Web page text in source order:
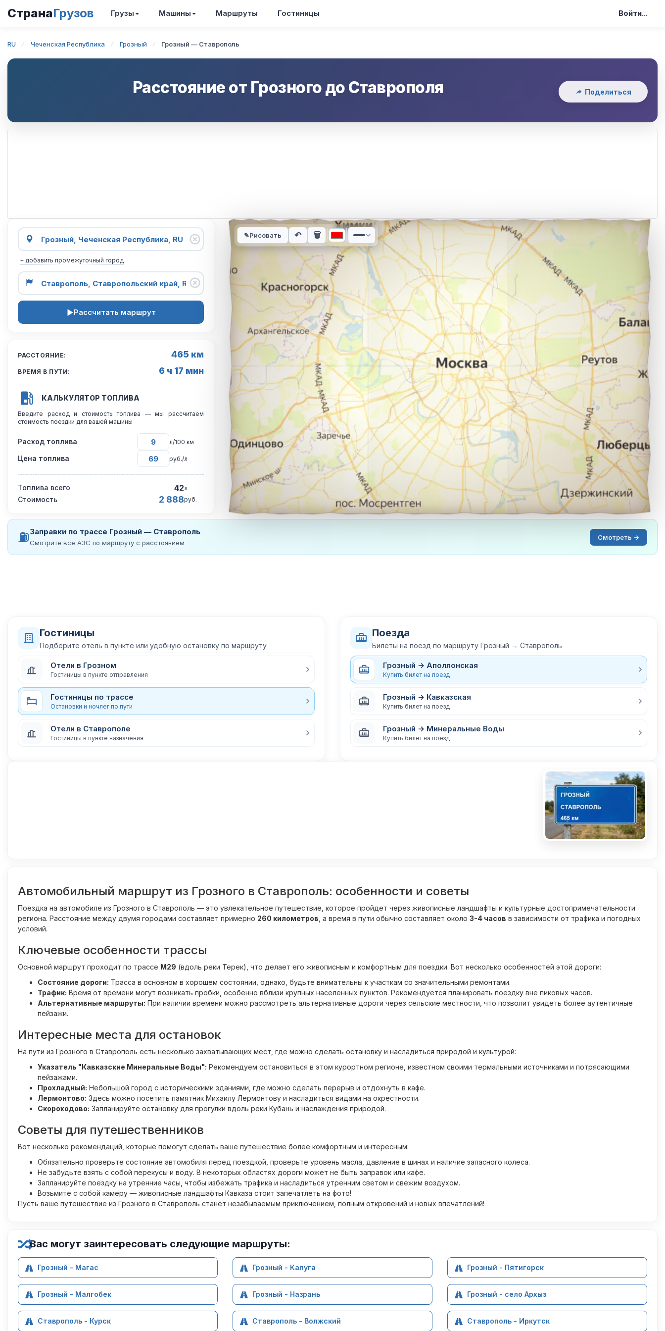
СтранаГрузов Грузы Машины Маршруты Гостиницы Войти...
RU Чеченская Республика Грозный Грозный — Ставрополь
Расстояние от Грозного до Ставрополя Поделиться
+ добавить промежуточный город
Рассчитать маршрут
РАССТОЯНИЕ: 465 км
ВРЕМЯ В ПУТИ: 6 ч 17 мин
КАЛЬКУЛЯТОР ТОПЛИВА
Введите расход и стоимость топлива — мы рассчитаем
стоимость поездки для вашей машины
Расход топлива л/100 км
Цена топлива руб./л
Топлива всего 42л
Стоимость 2 888руб.
Интерактивная карта автомобильного маршрута из города Грозный в город Ставрополь.
✎Рисовать ↶ 🗑
⛽Заправки по трассе Грозный — Ставрополь
Смотрите все АЗС по маршруту с расстоянием
Смотреть →
Гостиницы
Подберите отель в пункте или удобную остановку по маршруту
Отели в Грозном
Гостиницы в пункте отправления
Гостиницы по трассе
Остановки и ночлег по пути
Отели в Ставрополе
Гостиницы в пункте назначения
Поезда
Билеты на поезд по маршруту Грозный → Ставрополь
Грозный → Аполлонская
Купить билет на поезд
Грозный → Кавказская
Купить билет на поезд
Грозный → Минеральные Воды
Купить билет на поезд
Автомобильный маршрут из Грозного в Ставрополь: особенности и советы
Поездка на автомобиле из Грозного в Ставрополь — это увлекательное путешествие, которое пройдет через живописные ландшафты и культурные достопримечательности
региона. Расстояние между двумя городами составляет примерно 260 километров , а время в пути обычно составляет около 3-4 часов в зависимости от трафика и погодных
условий.
Ключевые особенности трассы
Основной маршрут проходит по трассе M29 (вдоль реки Терек), что делает его живописным и комфортным для поездки. Вот несколько особенностей этой дороги:
Состояние дороги: Трасса в основном в хорошем состоянии, однако, будьте внимательны к участкам со значительными ремонтами.
Трафик: Время от времени могут возникать пробки, особенно вблизи крупных населенных пунктов. Рекомендуется планировать поездку вне пиковых часов.
Альтернативные маршруты: При наличии времени можно рассмотреть альтернативные дороги через сельские местности, что позволит увидеть более аутентичные
пейзажи.
Интересные места для остановок
На пути из Грозного в Ставрополь есть несколько захватывающих мест, где можно сделать остановку и насладиться природой и культурой:
Указатель "Кавказские Минеральные Воды": Рекомендуем остановиться в этом курортном регионе, известном своими термальными источниками и потрясающими
пейзажами.
Прохладный: Небольшой город с историческими зданиями, где можно сделать перерыв и отдохнуть в кафе.
Лермонтово: Здесь можно посетить памятник Михаилу Лермонтову и насладиться видами на окрестности.
Скороходово: Запланируйте остановку для прогулки вдоль реки Кубань и наслаждения природой.
Советы для путешественников
Вот несколько рекомендаций, которые помогут сделать ваше путешествие более комфортным и интересным:
Обязательно проверьте состояние автомобиля перед поездкой, проверьте уровень масла, давление в шинах и наличие запасного колеса.
Не забудьте взять с собой перекусы и воду. В некоторых областях дороги может не быть заправок или кафе.
Запланируйте поездку на утренние часы, чтобы избежать трафика и насладиться утренним светом и свежим воздухом.
Возьмите с собой камеру — живописные ландшафты Кавказа стоит запечатлеть на фото!
Пусть ваше путешествие из Грозного в Ставрополь станет незабываемым приключением, полным откровений и новых впечатлений!
Вас могут заинтересовать следующие маршруты:
Грозный - Магас Грозный - Калуга Грозный - Пятигорск
Грозный - Малгобек Грозный - Назрань Грозный - село Архыз
Ставрополь - Курск Ставрополь - Волжский Ставрополь - Иркутск